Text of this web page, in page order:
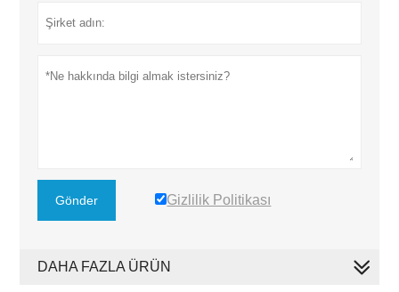
Gönder Gizlilik Politikası
DAHA FAZLA ÜRÜN